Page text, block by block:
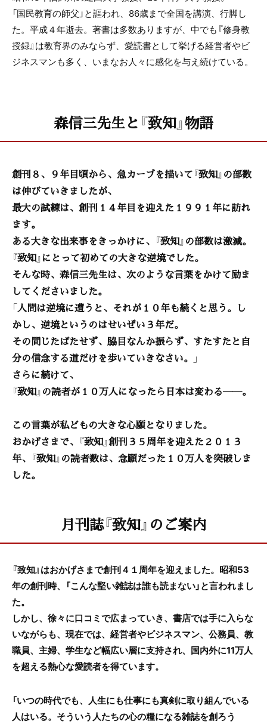
「国民教育の師父」と謳われ、86歳まで全国を講演、行脚し
た。平成４年逝去。著書は多数ありますが、中でも『修身教
授録』は教育界のみならず、愛読書として挙げる経営者やビ
ジネスマンも多く、いまなお人々に感化を与え続けている。
森信三先生と『致知』物語
創刊８、９年目頃から、急カーブを描いて『致知』の部数
は伸びていきましたが、
最大の試練は、創刊１４年目を迎えた１９９１年に訪れ
ます。
ある大きな出来事をきっかけに、『致知』の部数は激減。
『致知』にとって初めての大きな逆境でした。
そんな時、森信三先生は、次のような言葉をかけて励ま
してくださいました。
「人間は逆境に遭うと、それが１０年も続くと思う。し
かし、逆境というのはせいぜい３年だ。
その間じたばたせず、脇目なんか振らず、すたすたと自
分の信念する道だけを歩いていきなさい。」
さらに続けて、
『致知』の読者が１０万人になったら日本は変わる――。
この言葉が私どもの大きな心願となりました。
おかげさまで、『致知』創刊３５周年を迎えた２０１３
年、『致知』の読者数は、念願だった１０万人を突破しま
した。
月刊誌『致知』のご案内
『致知』はおかげさまで創刊４１周年を迎えました。昭和53
年の創刊時、「こんな堅い雑誌は誰も読まない」と言われまし
た。
しかし、徐々に口コミで広まっていき、書店では手に入らな
いながらも、現在では、経営者やビジネスマン、公務員、教
職員、主婦、学生など幅広い層に支持され、国内外に11万人
を超える熱心な愛読者を得ています。
「いつの時代でも、人生にも仕事にも真剣に取り組んでいる
人はいる。そういう人たちの心の糧になる雑誌を創ろう